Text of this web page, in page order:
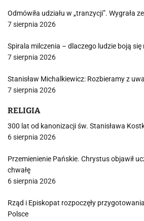
Odmówiła udziału w „tranzycji”. Wygrała
7 sierpnia 2026
Spirala milczenia – dlaczego ludzie boją się
7 sierpnia 2026
Stanisław Michalkiewicz: Rozbieramy z
7 sierpnia 2026
RELIGIA
300 lat od kanonizacji św. Stanisława
6 sierpnia 2026
Przemienienie Pańskie. Chrystus objawił
chwałę
6 sierpnia 2026
Rząd i Episkopat rozpoczęły
Polsce